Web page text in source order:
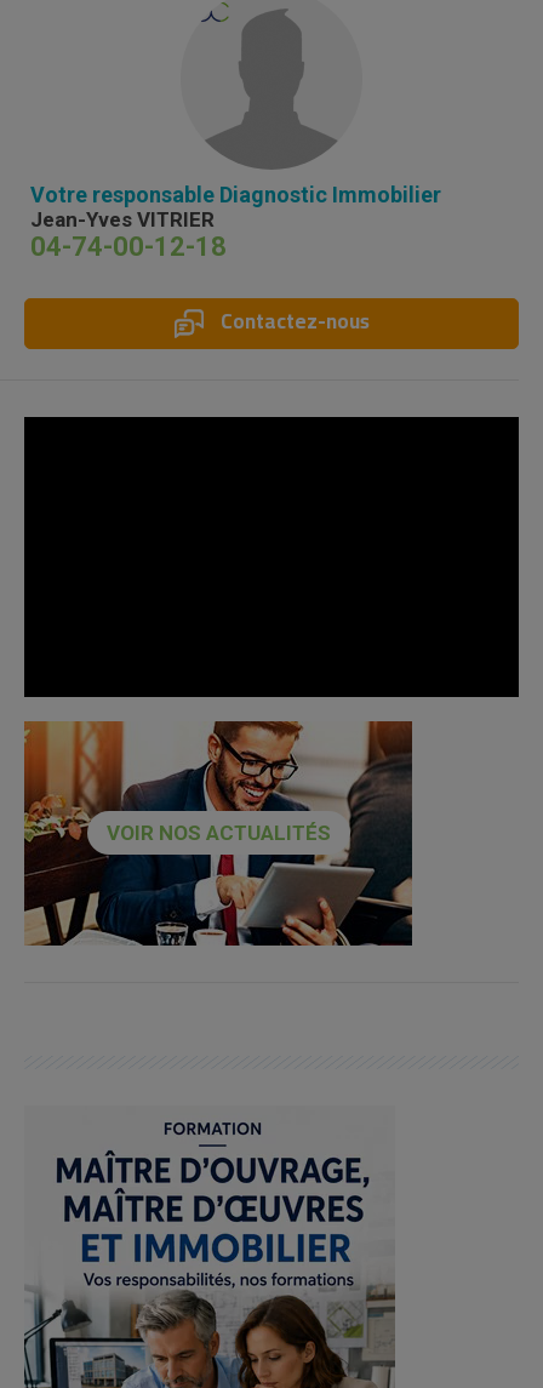
Votre responsable Diagnostic Immobilier
Jean-Yves VITRIER
04-74-00-12-18
Contactez-nous
VOIR NOS ACTUALITÉS